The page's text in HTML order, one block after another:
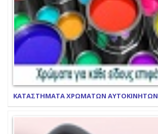
ΚΑΤΑΣΤΗΜΑΤΑ ΧΡΩΜΑΤΩΝ ΑΥΤΟΚΙΝΗΤΩΝ